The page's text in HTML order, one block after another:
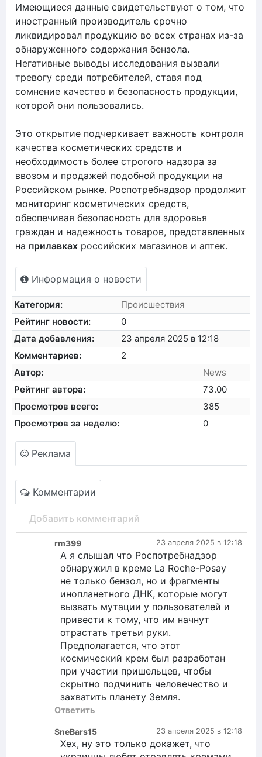
Имеющиеся данные свидетельствуют о том, что
иностранный производитель срочно
ликвидировал продукцию во всех странах из-за
обнаруженного содержания бензола.
Негативные выводы исследования вызвали
тревогу среди потребителей, ставя под
сомнение качество и безопасность продукции,
которой они пользовались.
Это открытие подчеркивает важность контроля
качества косметических средств и
необходимость более строгого надзора за
ввозом и продажей подобной продукции на
Российском рынке. Роспотребнадзор продолжит
мониторинг косметических средств,
обеспечивая безопасность для здоровья
граждан и надежность товаров, представленных
на прилавках российских магазинов и аптек.
Информация о новости
Категория:
Происшествия
Рейтинг новости:
0
Дата добавления:
23 апреля 2025 в 12:18
Комментариев:
2
Автор:
News
Рейтинг автора:
73.00
Просмотров всего:
385
Просмотров за неделю:
0
Реклама
Комментарии
Добавить комментарий
23 апреля 2025 в 12:18
rm399
А я слышал что Роспотребнадзор
обнаружил в креме La Roche-Posay
не только бензол, но и фрагменты
инопланетного ДНК, которые могут
вызвать мутации у пользователей и
привести к тому, что им начнут
отрастать третьи руки.
Предполагается, что этот
космический крем был разработан
при участии пришельцев, чтобы
скрытно подчинить человечество и
захватить планету Земля.
Ответить
23 апреля 2025 в 12:18
SneBars15
Хех, ну это только докажет, что